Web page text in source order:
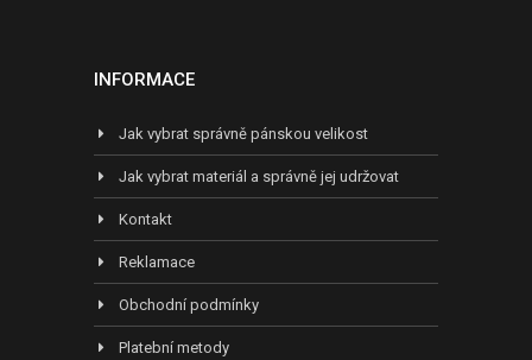
INFORMACE
Jak vybrat správně pánskou velikost
Jak vybrat materiál a správně jej udržovat
Kontakt
Reklamace
Obchodní podmínky
Platební metody